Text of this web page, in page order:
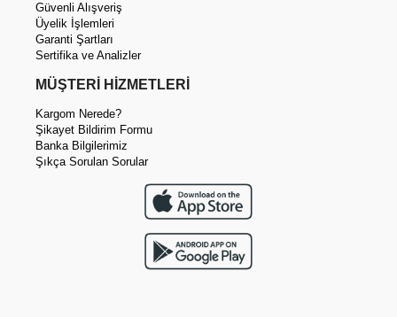
Güvenli Alışveriş
Üyelik İşlemleri
Garanti Şartları
Sertifika ve Analizler
MÜŞTERİ HİZMETLERİ
Kargom Nerede?
Şikayet Bildirim Formu
Banka Bilgilerimiz
Şıkça Sorulan Sorular